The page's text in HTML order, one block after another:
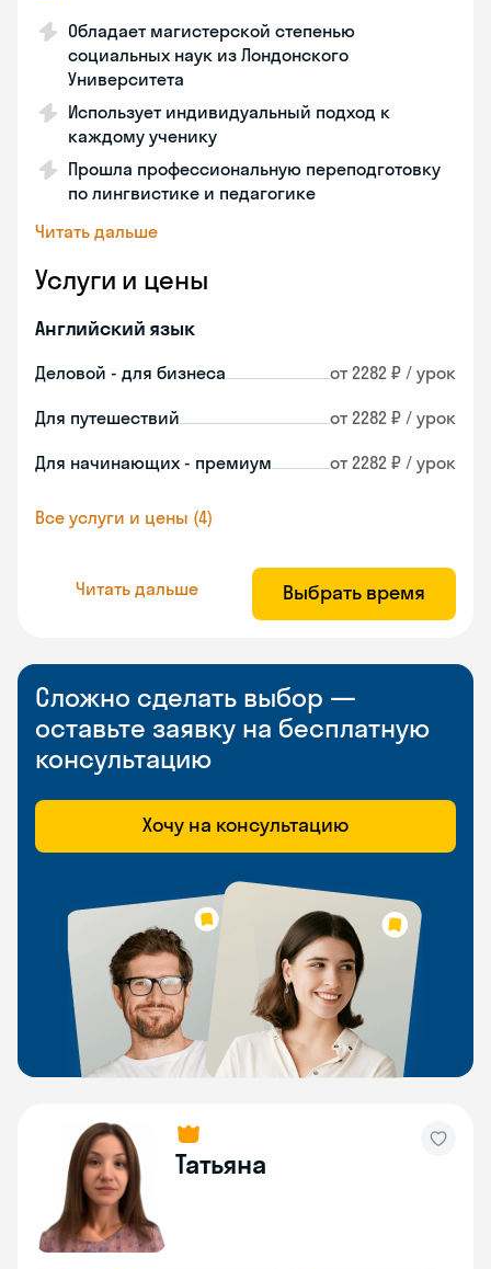
Обладает магистерской степенью
социальных наук из Лондонского
Университета
Использует индивидуальный подход к
каждому ученику
Прошла профессиональную переподготовку
по лингвистике и педагогике
Читать дальше
Услуги и цены
Английский язык
Деловой - для бизнеса от 2282 ₽ / урок
Для путешествий от 2282 ₽ / урок
Для начинающих - премиум от 2282 ₽ / урок
Все услуги и цены (4)
Читать дальше Выбрать время
Сложно сделать выбор —
оставьте заявку на бесплатную
консультацию
Хочу на консультацию
Татьяна